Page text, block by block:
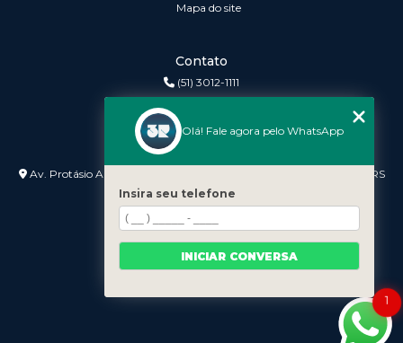
Mapa do site
Contato
(51) 3012-1111
Endereço
Av. Protásio Alves nº 3240 Lojas 7 e 8 - Petrópolis - Porto Alegre - RS
- 90410-007
1
Olá! Fale agora pelo WhatsApp
Insira seu telefone
INICIAR CONVERSA